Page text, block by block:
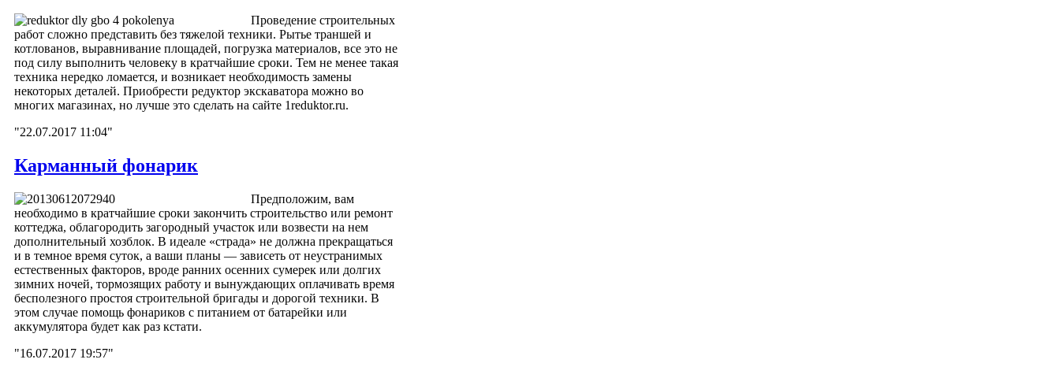
Проведение строительных
работ сложно представить без тяжелой техники. Рытье траншей и
котлованов, выравнивание площадей, погрузка материалов, все это не
под силу выполнить человеку в кратчайшие сроки. Тем не менее такая
техника нередко ломается, и возникает необходимость замены
некоторых деталей. Приобрести редуктор экскаватора можно во
многих магазинах, но лучше это сделать на сайте 1reduktor.ru.
"22.07.2017 11:04"
Карманный фонарик
Предположим, вам
необходимо в кратчайшие сроки закончить строительство или ремонт
коттеджа, облагородить загородный участок или возвести на нем
дополнительный хозблок. В идеале «страда» не должна прекращаться
и в темное время суток, а ваши планы — зависеть от неустранимых
естественных факторов, вроде ранних осенних сумерек или долгих
зимних ночей, тормозящих работу и вынуждающих оплачивать время
бесполезного простоя строительной бригады и дорогой техники. В
этом случае помощь фонариков с питанием от батарейки или
аккумулятора будет как раз кстати.
"16.07.2017 19:57"